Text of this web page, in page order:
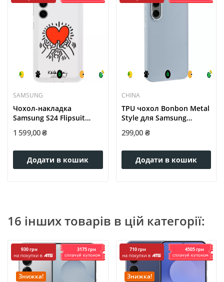
SAMSUNG
Чохол-накладка
Samsung S24 Flipsuit
1 599,00 ₴
Додати в кошик
CHINA
TPU чохол Bonbon Metal
Style для Samsung
299,00 ₴
Додати в кошик
16 інших товарів в цій категорії:
930 грн 3175 грн
Знижка!
710 грн 4505 грн
Знижка!